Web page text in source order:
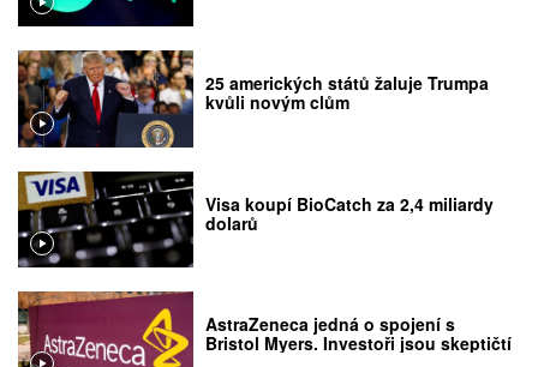
25 amerických států žaluje Trumpa
kvůli novým clům
Visa koupí BioCatch za 2,4 miliardy
dolarů
AstraZeneca jedná o spojení s
Bristol Myers. Investoři jsou skeptičtí